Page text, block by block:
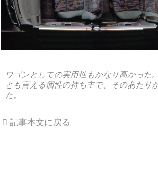
ワゴンとしての実用性もかなり高かった
とも言える個性の持ち主で、そのあたり
た。
記事本文に戻る